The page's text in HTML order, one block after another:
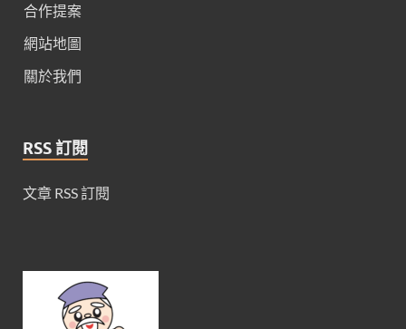
合作提案
網站地圖
關於我們
RSS 訂閱
文章 RSS 訂閱